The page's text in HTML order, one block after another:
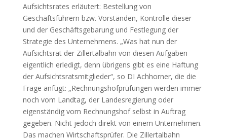
Aufsichtsrates erläutert: Bestellung von
Geschäftsführern bzw. Vorständen, Kontrolle dieser
und der Geschäftsgebarung und Festlegung der
Strategie des Unternehmens. „Was hat nun der
Aufsichtsrat der Zillertalbahn von diesen Aufgaben
eigentlich erledigt, denn übrigens gibt es eine Haftung
der Aufsichtsratsmitglieder“, so DI Achhorner, die die
Frage anfügt: „Rechnungshofprüfungen werden immer
noch vom Landtag, der Landesregierung oder
eigenständig vom Rechnungshof selbst in Auftrag
gegeben. Nicht jedoch direkt von einem Unternehmen.
Das machen Wirtschaftsprüfer. Die Zillertalbahn